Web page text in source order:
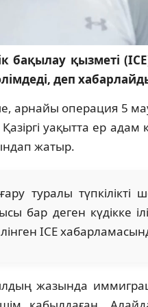
қызметі
деп
арнайы операция 5
Қазіргі уақытта ер
жатыр.
туралы түпкілікті
бар деген күдікке
ICE
жазында